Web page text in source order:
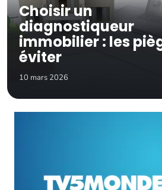
Choisir un
diagnostiqueur
immobilier : les
éviter
10 mars 2026